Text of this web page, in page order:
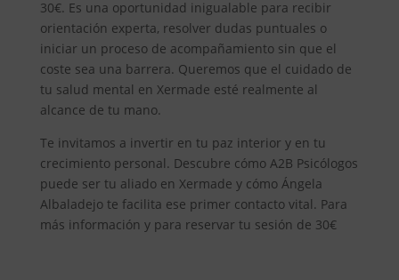
30€. Es una oportunidad inigualable para recibir
orientación experta, resolver dudas puntuales o
iniciar un proceso de acompañamiento sin que el
coste sea una barrera. Queremos que el cuidado de
tu salud mental en Xermade esté realmente al
alcance de tu mano.
Te invitamos a invertir en tu paz interior y en tu
crecimiento personal. Descubre cómo A2B Psicólogos
puede ser tu aliado en Xermade y cómo Ángela
Albaladejo te facilita ese primer contacto vital. Para
más información y para reservar tu sesión de 30€